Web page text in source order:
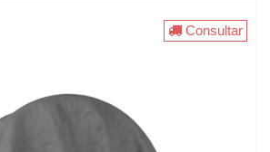
Consultar